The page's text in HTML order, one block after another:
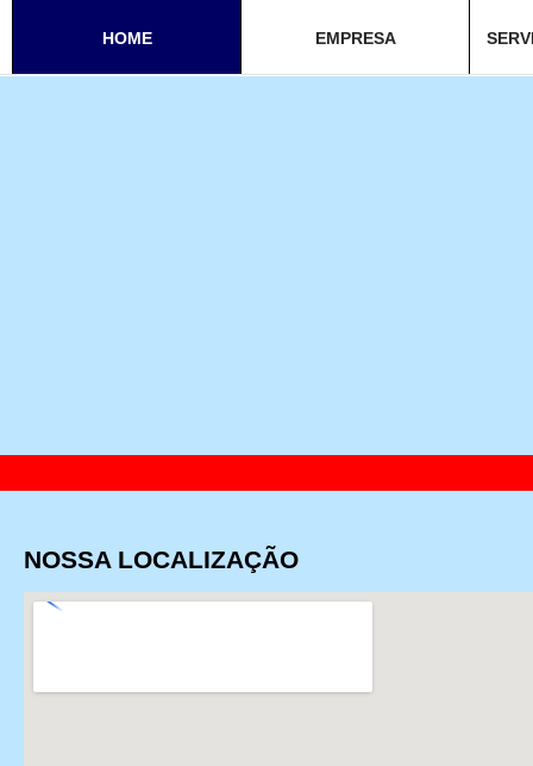
HOME EMPRESA
NOSSA LOCALIZAÇÃO